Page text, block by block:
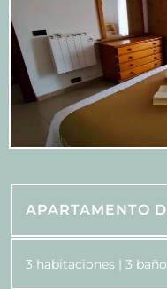
APARTAMENTO
3 habitaciones | 3